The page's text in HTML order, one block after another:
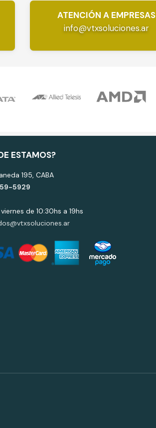
ATENCIÓN A EMPRESAS
info@vtxsoluciones.ar
ESTAMOS?
195, CABA
5929
de 10:30hs a 19hs